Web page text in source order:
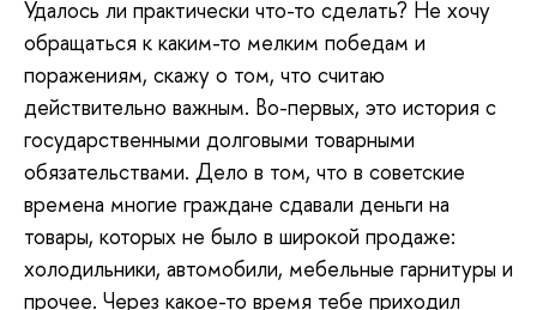
Удалось ли практически что-то сделать? Не хочу
обращаться к каким-то мелким победам и
поражениям, скажу о том, что считаю
действительно важным. Во-первых, это история с
государственными долговыми товарными
обязательствами. Дело в том, что в советские
времена многие граждане сдавали деньги на
товары, которых не было в широкой продаже:
холодильники, автомобили, мебельные гарнитуры и
прочее. Через какое-то время тебе приходил